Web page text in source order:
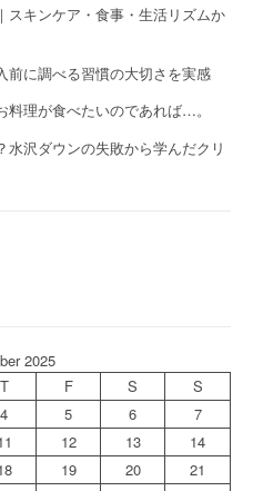
スキンケア・食事・生活リズムか
前に調べる習慣の大切さを実感
理が食べたいのであれば…。
沢ダウンの失敗から学んだクリ
2025
T F S
S
4 5 6
7
12 13
14
19 20
21